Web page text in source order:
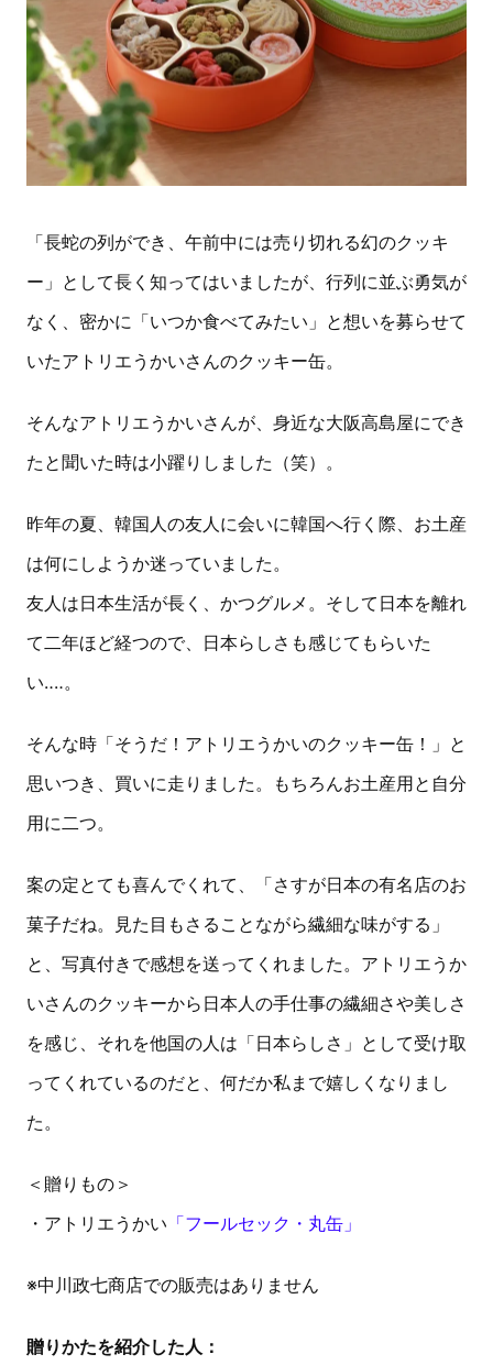
「長蛇の列ができ、午前中には売り切れる幻のクッキ
ー」として長く知ってはいましたが、行列に並ぶ勇気が
なく、密かに「いつか食べてみたい」と想いを募らせて
いたアトリエうかいさんのクッキー缶。
そんなアトリエうかいさんが、身近な大阪高島屋にでき
たと聞いた時は小躍りしました（笑）。
昨年の夏、韓国人の友人に会いに韓国へ行く際、お土産
は何にしようか迷っていました。
友人は日本生活が長く、かつグルメ。そして日本を離れ
て二年ほど経つので、日本らしさも感じてもらいた
い‥‥。
そんな時「そうだ！アトリエうかいのクッキー缶！」と
思いつき、買いに走りました。もちろんお土産用と自分
用に二つ。
案の定とても喜んでくれて、「さすが日本の有名店のお
菓子だね。見た目もさることながら繊細な味がする」
と、写真付きで感想を送ってくれました。アトリエうか
いさんのクッキーから日本人の手仕事の繊細さや美しさ
を感じ、それを他国の人は「日本らしさ」として受け取
ってくれているのだと、何だか私まで嬉しくなりまし
た。
＜贈りもの＞
・アトリエうかい 「フールセック・丸缶」
※中川政七商店での販売はありません
贈りかたを紹介した人：